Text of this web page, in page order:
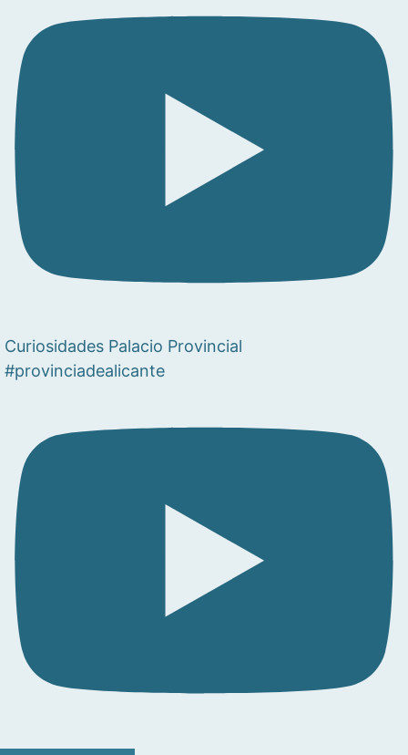
Curiosidades Palacio Provincial
#provinciadealicante